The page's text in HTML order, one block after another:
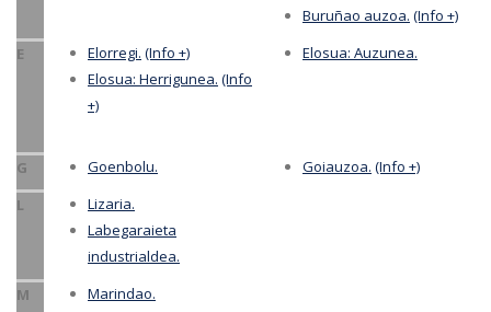
Buruñao auzoa. (Info +)
E
Elorregi. (Info +)
Elosua: Herrigunea. (Info
+)
Elosua: Auzunea.
G Goenbolu. Goiauzoa. (Info +)
L
Lizaria.
Labegaraieta
industrialdea.
M
Marindao.